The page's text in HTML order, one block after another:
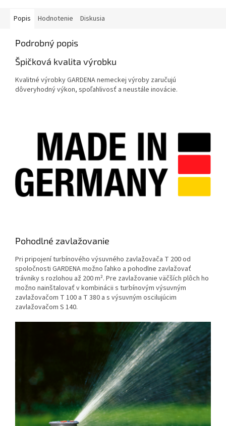
Popis Hodnotenie Diskusia
Podrobný popis
Špičková kvalita výrobku
Kvalitné výrobky GARDENA nemeckej výroby zaručujú
dôveryhodný výkon, spoľahlivosť a neustále inovácie.
Pohodlné zavlažovanie
Pri pripojení turbínového výsuvného zavlažovača T 200 od
spoločnosti GARDENA možno ľahko a pohodlne zavlažovať
trávniky s rozlohou až 200 m². Pre zavlažovanie väčších plôch ho
možno nainštalovať v kombinácii s turbínovým výsuvným
zavlažovačom T 100 a T 380 a s výsuvným oscilujúcim
zavlažovačom S 140.